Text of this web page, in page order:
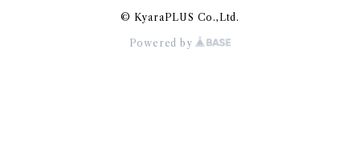
© KyaraPLUS Co.,Ltd.
Powered by